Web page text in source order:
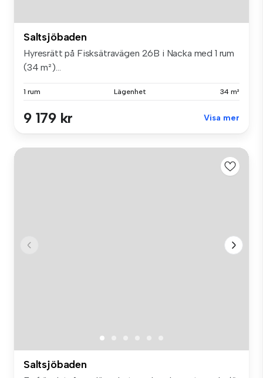
Saltsjöbaden
Hyresrätt på Fisksätravägen 26B i Nacka med 1 rum
(34 m²)...
1 rum Lägenhet 34 m²
9 179 kr Visa mer
Saltsjöbaden